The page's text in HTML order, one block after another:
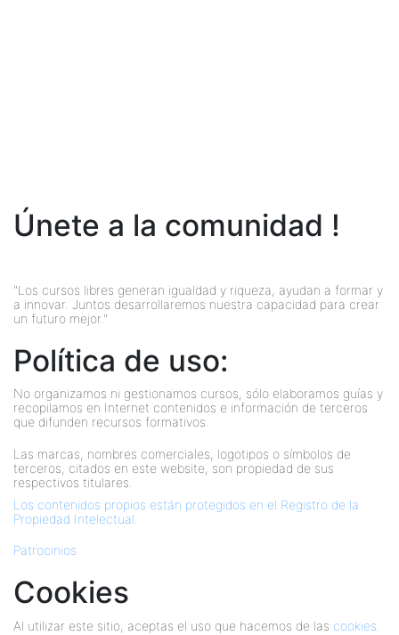
Únete a la comunidad !
"Los cursos libres generan igualdad y riqueza, ayudan a formar y
a innovar. Juntos desarrollaremos nuestra capacidad para crear
un futuro mejor."
Política de uso:
No organizamos ni gestionamos cursos, sólo elaboramos guías y
recopilamos en Internet contenidos e información de terceros
que difunden recursos formativos.
Las marcas, nombres comerciales, logotipos o símbolos de
terceros, citados en este website, son propiedad de sus
respectivos titulares.
Los contenidos propios están protegidos en el Registro de la
Propiedad Intelectual
Patrocinios
Cookies
Al utilizar este sitio, aceptas el uso que hacemos de las cookies